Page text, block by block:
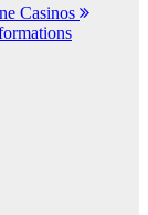
Casinos